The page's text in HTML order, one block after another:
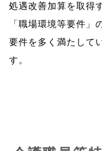
処遇改善加算を取得
「職場環境等要件」
要件を多く満たして
す。